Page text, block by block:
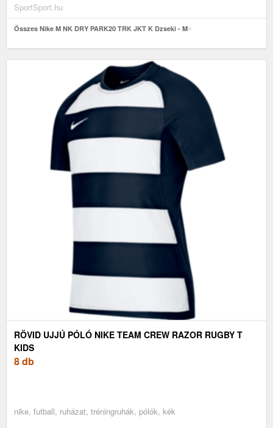
SportSport.hu
Összes Nike M NK DRY PARK20 TRK JKT K Dzseki - M
RÖVID UJJÚ PÓLÓ NIKE TEAM CREW RAZOR RUGBY T
KIDS
8 db
nike, futball, ruházat, tréningruhák, pólók, kék